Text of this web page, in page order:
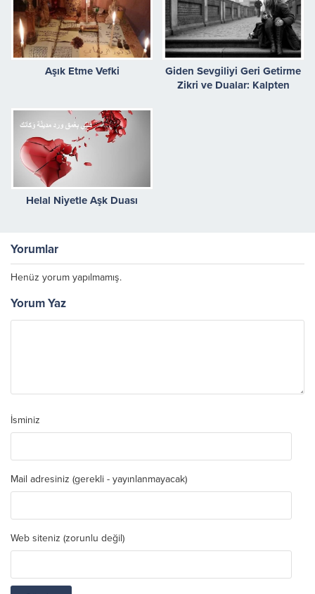
Aşık Etme Vefki
Giden Sevgiliyi Geri Getirme
Zikri ve Dualar: Kalpten
Helal Niyetle Aşk Duası
Yorumlar
Henüz yorum yapılmamış.
Yorum Yaz
İsminiz
Mail adresiniz (gerekli - yayınlanmayacak)
Web siteniz (zorunlu değil)